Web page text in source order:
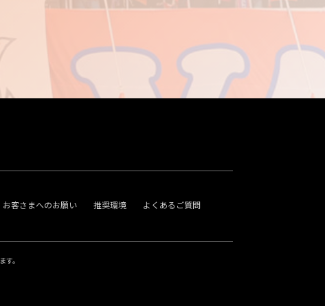
お客さまへのお願い 推奨環境 よくあるご質問
す。